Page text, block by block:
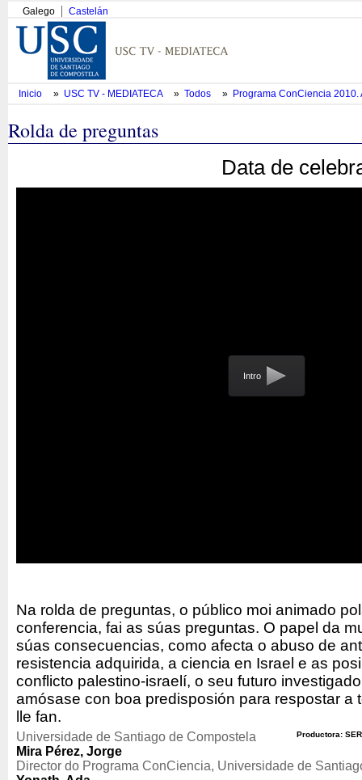
Galego Castelán
Inicio » USC TV - MEDIATECA » Todos » Programa ConCiencia
Rolda de preguntas
Data de
Intro
Na rolda de preguntas, o público moi animado
conferencia, fai as súas preguntas. O papel da
súas consecuencias, como afecta o abuso de
resistencia adquirida, a ciencia en Israel e as
conflicto palestino-israelí, o seu futuro
amósase con boa predisposión para respostar a
lle fan.
Productora:
Universidade de Santiago de Compostela
Mira Pérez, Jorge
Director do Programa ConCiencia, Universidade de